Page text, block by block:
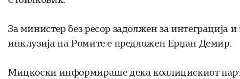
За министер без ресор задолжен за интеграција
инклузија на Ромите е предложен Ерџан Демир.
Мицкоски информираше дека коалицискиот